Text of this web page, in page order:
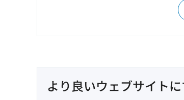
より良いウェブサイト